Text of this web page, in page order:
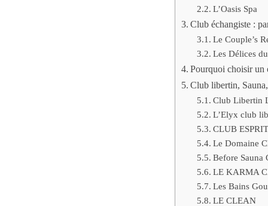
L’Oasis Spa
Club échangiste :
Le Couple’s
Les Délices
Pourquoi choisir un
Club libertin,
Club Libertin
L’Elyx club
CLUB
Le Domaine
Before Sauna
LE KARMA
Les Bains
LE CLEAN